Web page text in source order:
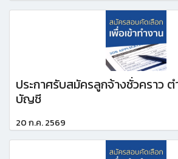
ประกาศรับสมัครลูกจ้างชั่วคราว ต
บัญชี
20 ก.ค. 2569